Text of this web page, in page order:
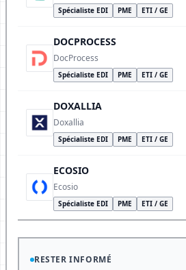
Spécialiste EDI PME ETI / GE
DOCPROCESS
DocProcess
Spécialiste EDI PME ETI / GE
DOXALLIA
Doxallia
Spécialiste EDI PME ETI / GE
ECOSIO
Ecosio
Spécialiste EDI PME ETI / GE
RESTER INFORMÉ